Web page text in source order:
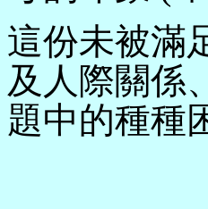
這份未被滿
及人際關係
題中的種種